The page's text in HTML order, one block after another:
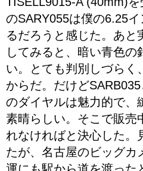
のSARY055は僕の6.25
るだろうと感じた。あと
してみると、暗い青色の
い。とても判別しづらく
からだ。だけど
のダイヤルは魅力的で、
素晴らしい。そこで販売
れなければと決心した。
たが、名古屋のビッグカ